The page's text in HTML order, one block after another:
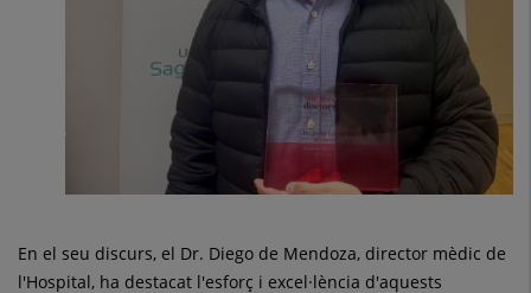
En el seu discurs, el Dr. Diego de Mendoza, director mèdic de
l'Hospital, ha destacat l'esforç i excel·lència d'aquests